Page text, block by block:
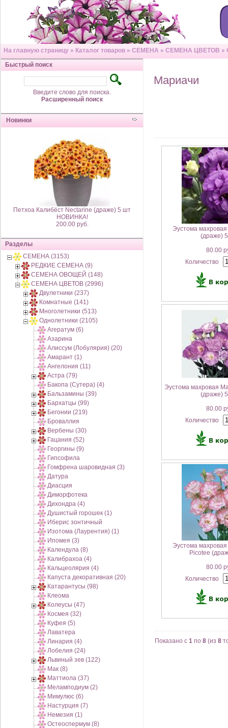
На главную страницу » Каталог товаров » СЕМЕНА » СЕМЕНА ЦВЕТОВ »
Быстрый поиск
Введите слово для поиска.
Расширенный поиск
Новинки
Петхоа Калибёст Nectarine (драже) 5 шт
НОВИНКА!
200.00 руб.
Разделы
СЕМЕНА (3153)
РЕДКИЕ СЕМЕНА (9)
СЕМЕНА ОВОЩЕЙ (148)
СЕМЕНА ЦВЕТОВ (2996)
Двулетники (237)
Комнатные (141)
Многолетники (513)
Однолетники (2105)
Агератум (6)
Азарина
Алиссум (Лобулярия) (20)
Амарант (1)
Ангелония (11)
Астра (79)
Бакопа (Сутера) (4)
Бальзамины (39)
Бархатцы (99)
Бегонии (219)
Броваллия
Вербены (30)
Гацания (52)
Георгины (9)
Гипсофила
Гомфрена шаровидная (3)
Датура
Диасция
Диморфотека
Дихондра (4)
Душистый горошек (1)
Иберис зонтичный
Изотома (Лаурентия) (1)
Ипомея (3)
Календула (8)
Калибрахоа (4)
Кальцеолярия (4)
Капуста декоративная (20)
Катарантусы (98)
Клеома
Колеусы (47)
Космея (32)
Куфея (5)
Лаватера
Линария (4)
Лобелия (24)
Львиный зев (122)
Мак (8)
Маттиола (37)
Меламподиум (2)
Мимулюс (6)
Настурция (7)
Немезия (1)
Остеоспермум (8)
Мариачи
Эустома
(драже)
80.00
Количество
Эустома махровая
(драже)
80.00
Количество
Эустома
Picotee
80.00
Количество
Показано с 1 по 8 (из 8